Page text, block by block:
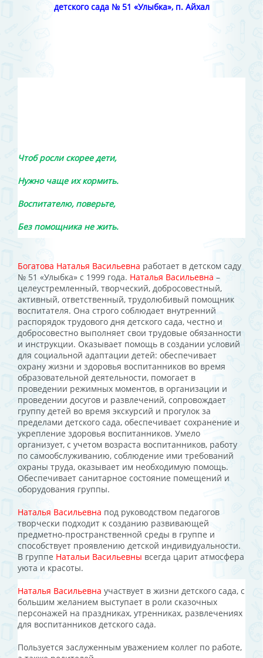
детского сада № 51 «Улыбка», п. Айхал
Чтоб росли скорее дети,
Нужно чаще их кормить.
Воспитателю, поверьте,
Без помощника не жить.
Богатова Наталья Васильевна работает в детском саду
№ 51 «Улыбка» с 1999 года. Наталья Васильевна –
целеустремленный, творческий, добросовестный,
активный, ответственный, трудолюбивый помощник
воспитателя. Она строго соблюдает внутренний
распорядок трудового дня детского сада, честно и
добросовестно выполняет свои трудовые обязанности
и инструкции. Оказывает помощь в создании условий
для социальной адаптации детей: обеспечивает
охрану жизни и здоровья воспитанников во время
образовательной деятельности, помогает в
проведении режимных моментов, в организации и
проведении досугов и развлечений, сопровождает
группу детей во время экскурсий и прогулок за
пределами детского сада, обеспечивает сохранение и
укрепление здоровья воспитанников. Умело
организует, с учетом возраста воспитанников, работу
по самообслуживанию, соблюдение ими требований
охраны труда, оказывает им необходимую помощь.
Обеспечивает санитарное состояние помещений и
оборудования группы.
Наталья Васильевна под руководством педагогов
творчески подходит к созданию развивающей
предметно-пространственной среды в группе и
способствует проявлению детской индивидуальности.
В группе Натальи Васильевны всегда царит атмосфера
уюта и красоты.
Наталья Васильевна участвует в жизни детского сада, с
большим желанием выступает в роли сказочных
персонажей на праздниках, утренниках, развлечениях
для воспитанников детского сада.
Пользуется заслуженным уважением коллег по работе,